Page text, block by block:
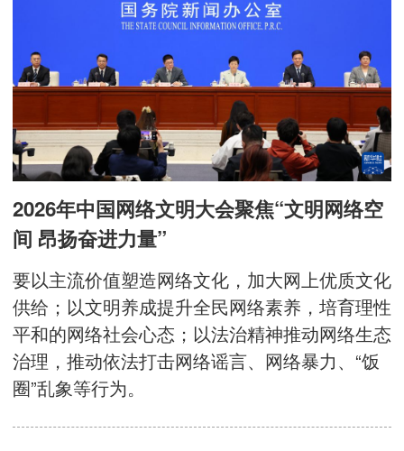
2026年中国网络文明大会聚焦“文明网络空
间 昂扬奋进力量”
要以主流价值塑造网络文化，加大网上优质文化
供给；以文明养成提升全民网络素养，培育理性
平和的网络社会心态；以法治精神推动网络生态
治理，推动依法打击网络谣言、网络暴力、“饭
圈”乱象等行为。